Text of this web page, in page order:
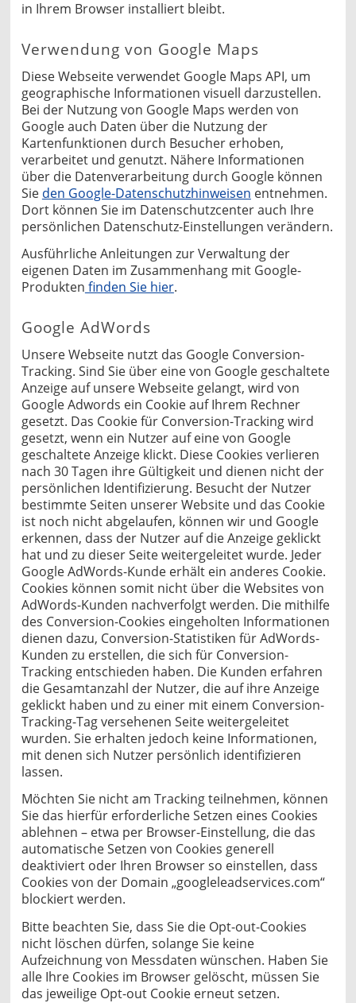
in Ihrem Browser installiert bleibt.
Verwendung von Google Maps
Diese Webseite verwendet Google Maps API, um
geographische Informationen visuell darzustellen.
Bei der Nutzung von Google Maps werden von
Google auch Daten über die Nutzung der
Kartenfunktionen durch Besucher erhoben,
verarbeitet und genutzt. Nähere Informationen
über die Datenverarbeitung durch Google können
Sie den Google-Datenschutzhinweisen entnehmen.
Dort können Sie im Datenschutzcenter auch Ihre
persönlichen Datenschutz-Einstellungen verändern.
Ausführliche Anleitungen zur Verwaltung der
eigenen Daten im Zusammenhang mit Google-
Produkten finden Sie hier.
Google AdWords
Unsere Webseite nutzt das Google Conversion-
Tracking. Sind Sie über eine von Google geschaltete
Anzeige auf unsere Webseite gelangt, wird von
Google Adwords ein Cookie auf Ihrem Rechner
gesetzt. Das Cookie für Conversion-Tracking wird
gesetzt, wenn ein Nutzer auf eine von Google
geschaltete Anzeige klickt. Diese Cookies verlieren
nach 30 Tagen ihre Gültigkeit und dienen nicht der
persönlichen Identifizierung. Besucht der Nutzer
bestimmte Seiten unserer Website und das Cookie
ist noch nicht abgelaufen, können wir und Google
erkennen, dass der Nutzer auf die Anzeige geklickt
hat und zu dieser Seite weitergeleitet wurde. Jeder
Google AdWords-Kunde erhält ein anderes Cookie.
Cookies können somit nicht über die Websites von
AdWords-Kunden nachverfolgt werden. Die mithilfe
des Conversion-Cookies eingeholten Informationen
dienen dazu, Conversion-Statistiken für AdWords-
Kunden zu erstellen, die sich für Conversion-
Tracking entschieden haben. Die Kunden erfahren
die Gesamtanzahl der Nutzer, die auf ihre Anzeige
geklickt haben und zu einer mit einem Conversion-
Tracking-Tag versehenen Seite weitergeleitet
wurden. Sie erhalten jedoch keine Informationen,
mit denen sich Nutzer persönlich identifizieren
lassen.
Möchten Sie nicht am Tracking teilnehmen, können
Sie das hierfür erforderliche Setzen eines Cookies
ablehnen – etwa per Browser-Einstellung, die das
automatische Setzen von Cookies generell
deaktiviert oder Ihren Browser so einstellen, dass
Cookies von der Domain „googleleadservices.com“
blockiert werden.
Bitte beachten Sie, dass Sie die Opt-out-Cookies
nicht löschen dürfen, solange Sie keine
Aufzeichnung von Messdaten wünschen. Haben Sie
alle Ihre Cookies im Browser gelöscht, müssen Sie
das jeweilige Opt-out Cookie erneut setzen.